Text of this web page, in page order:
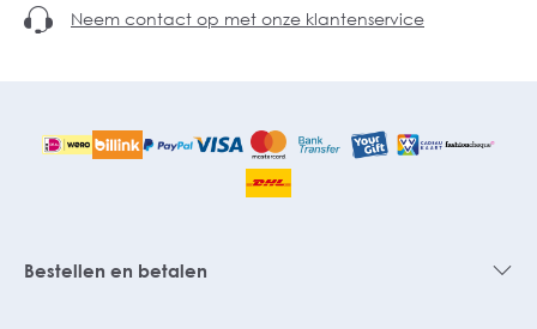
Neem contact op met onze klantenservice
Bestellen en betalen